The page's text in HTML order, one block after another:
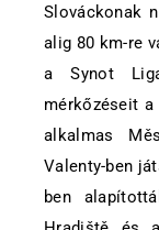
Slováckonak
alig 80 km-re
a Synot
mérkőzéseit a
alkalmas
Valenty-ben
ben